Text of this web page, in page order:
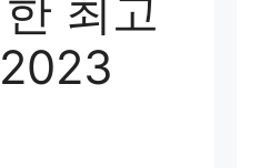
최고